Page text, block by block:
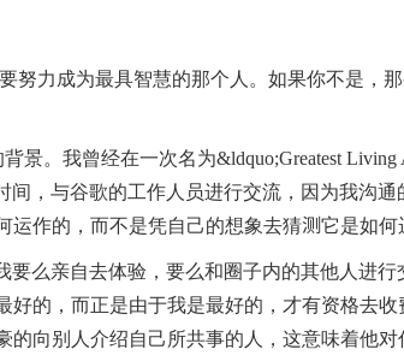
努力成为最具智慧的那个人。如果你不是，
。我曾经在一次名为&ldquo;Greatest Living
，与谷歌的工作人员进行交流，因为我沟通
作的，而不是凭自己的想象去猜测它是如何
么亲自去体验，要么和圈子内的其他人进
的，而正是由于我是最好的，才有资格去
向别人介绍自己所共事的人，这意味着他对